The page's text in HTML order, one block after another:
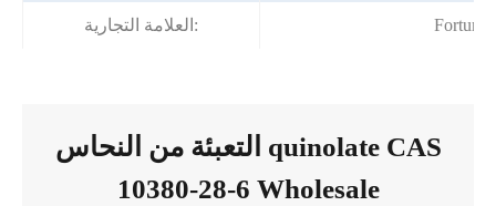
العلامة التجارية:
التعبئة من النحاس quinolate CAS
10380-28-6 Wholesale